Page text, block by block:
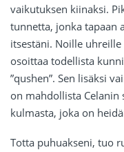
vaikutuksen kiinaksi.
tunnetta, jonka tapaan
itsestäni. Noille
osoittaa todellista
”qushen”. Sen lisäksi
on mahdollista Celanin
kulmasta, joka on
Totta puhuakseni, tuo